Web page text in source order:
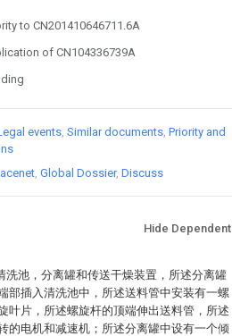
to CN201410646711.6A
of CN104336739A
events Similar documents Priority and
Global Dossier Discuss
Hide Dependent
洗池，分离罐和传送干燥装置，所述分离罐
部插入清洗池中，所述送料管中安装有一螺
叶片，所述螺旋杆的顶端伸出送料管，所述
的电机和减速机；所述分离罐中设有一个倾